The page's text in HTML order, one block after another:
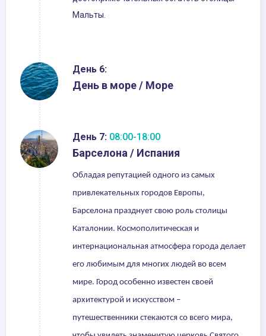
Мальты.
День 6:
День в море / Море
День 7: 08:00-18:00
Барселона / Испания
Обладая репутацией одного из самых
привлекательных городов Европы,
Барселона празднует свою роль столицы
Каталонии. Космополитическая и
интернациональная атмосфера города делает
его любимым для многих людей во всем
мире. Город особенно известен своей
архитектурой и искусством –
путешественники стекаются со всего мира,